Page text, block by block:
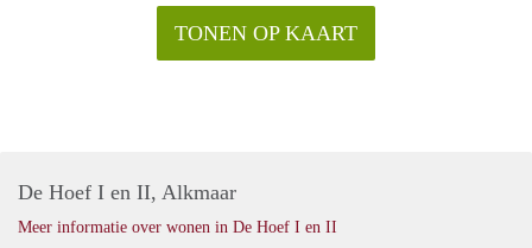
TONEN OP KAART
De Hoef I en II, Alkmaar
Meer informatie over wonen in De Hoef I en II